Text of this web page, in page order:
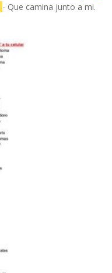
- Que camina junto a mi.